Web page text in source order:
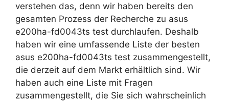
verstehen das, denn wir haben bereits den
gesamten Prozess der Recherche zu asus
e200ha-fd0043ts test durchlaufen. Deshalb
haben wir eine umfassende Liste der besten
asus e200ha-fd0043ts test zusammengestellt,
die derzeit auf dem Markt erhältlich sind. Wir
haben auch eine Liste mit Fragen
zusammengestellt, die Sie sich wahrscheinlich